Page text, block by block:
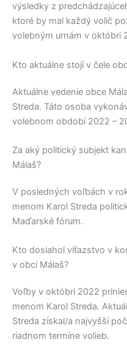
výsledky z
ktoré by mal každý volič
volebným urnám v októbri
Kto aktuálne stojí v čele
Aktuálne vedenie obce
Streda. Táto osoba
volebnom období 2022 –
Za aký politický subjekt
Málaš?
V posledných voľbách v
menom Karol Streda
Maďarské fórum.
Kto dosiahol víťazstvo v
v obci Málaš?
Voľby v októbri 2022
menom Karol Streda.
Streda získal/a najvyšší
riadnom termíne volieb.